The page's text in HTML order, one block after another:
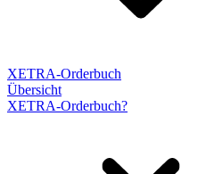
XETRA-Orderbuch
Übersicht
XETRA-Orderbuch?